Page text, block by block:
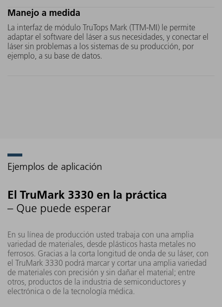
forma alterna en diferentes
puntos. De este modo, podrá
beneficiarse de una larga vida
útil y una gran durabilidad.
Manejo a medida
La interfaz de módulo TruTops Mark (TTM-MI) le permite
adaptar el software del láser a sus necesidades, y conectar el
láser sin problemas a los sistemas de su producción, por
ejemplo, a su base de datos.
Ejemplos de aplicación
El TruMark 3330 en la práctica
– Que puede esperar
En su línea de producción usted trabaja con una amplia
variedad de materiales, desde plásticos hasta metales no
ferrosos. Gracias a la corta longitud de onda de su láser, con
el TruMark 3330 podrá marcar y cortar una amplia variedad
de materiales con precisión y sin dañar el material; entre
otros, productos de la industria de semiconductores y
electrónica o de la tecnología médica.